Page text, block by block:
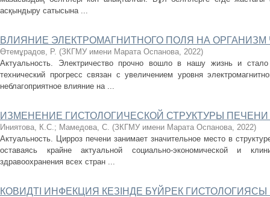
асқындыру сатысына ...
ВЛИЯНИЕ ЭЛЕКТРОМАГНИТНОГО ПОЛЯ НА ОРГАНИЗМ
Өтемұрадов, Р. (ЗКГМУ имени Марата Оспанова, 2022)
Актуальность. Электричество прочно вошло в нашу жизнь и
технический прогресс связан с увеличением уровня
неблагоприятное влияние на ...
ИЗМЕНЕНИЕ ГИСТОЛОГИЧЕСКОЙ СТРУКТУРЫ
Иниятова, К.С.; Мамедова, С. (ЗКГМУ имени Марата Оспанова, 2022)
Актуальность. Цирроз печени занимает значительное место в
оставаясь крайне актуальной социально-экономической и
здравоохранения всех стран ...
КОВИДТІ ИНФЕКЦИЯ КЕЗІНДЕ БҮЙРЕК